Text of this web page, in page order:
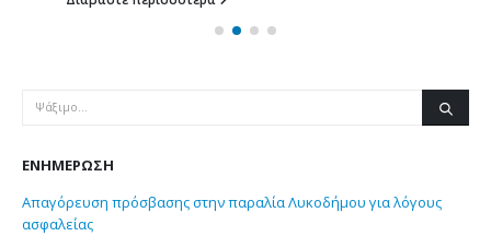
ΕΝΗΜΈΡΩΣΗ
Απαγόρευση πρόσβασης στην παραλία Λυκοδήμου για λόγους
ασφαλείας